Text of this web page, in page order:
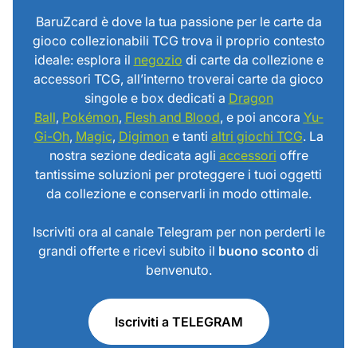
BaruZcard è dove la tua passione per le carte da
gioco collezionabili TCG trova il proprio contesto
ideale: esplora il negozio di carte da collezione e
accessori TCG, all’interno troverai carte da gioco
singole e box dedicati a Dragon
Ball, Pokémon, Flesh and Blood, e poi ancora Yu-
Gi-Oh, Magic, Digimone tanti altri giochi TCG. La
nostra sezione dedicata agli accessori offre
tantissime soluzioni per proteggere i tuoi oggetti
da collezione e conservarli in modo ottimale.
Iscriviti ora al canale Telegram per non perderti le
grandi offerte e ricevi subito il buono sconto di
benvenuto.
Iscriviti a TELEGRAM